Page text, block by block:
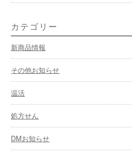
カテゴリー
新商品情報
その他お知らせ
温活
処方せん
DMお知らせ